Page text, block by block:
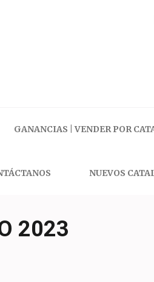
GANANCIAS | VENDER POR
NUEVOS
2023